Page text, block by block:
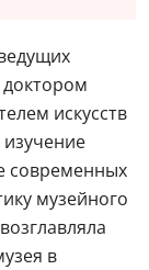
доктором
искусств
современных
музейного
в